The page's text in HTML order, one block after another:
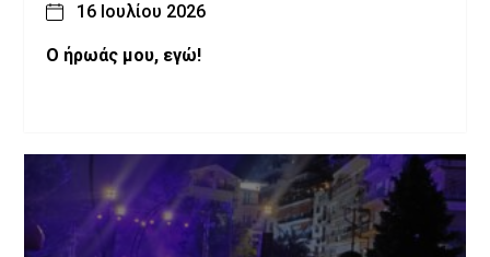
16 Ιουλίου 2026
Ο ήρωάς μου, εγώ!